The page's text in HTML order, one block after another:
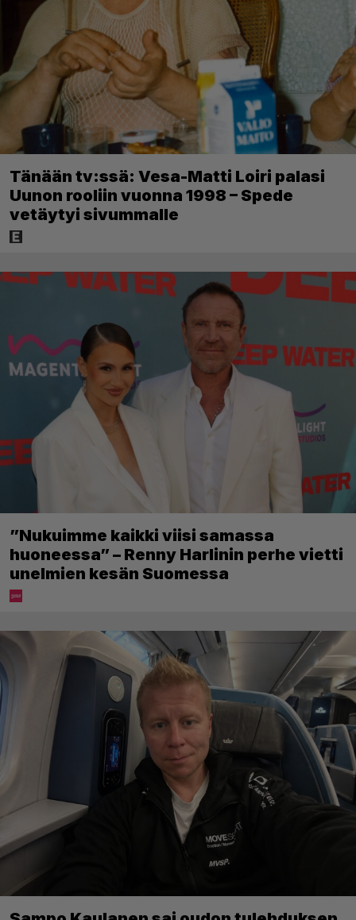
Tänään tv:ssä: Vesa-Matti Loiri palasi
Uunon rooliin vuonna 1998 – Spede
vetäytyi sivummalle
”Nukuimme kaikki viisi samassa
huoneessa” – Renny Harlinin perhe vietti
unelmien kesän Suomessa